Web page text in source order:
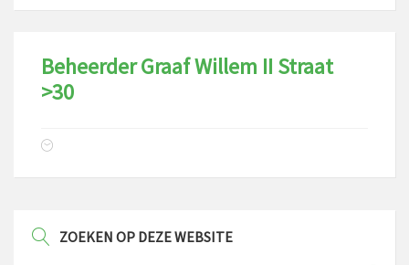
Beheerder Graaf Willem II Straat
>30
ZOEKEN OP DEZE WEBSITE